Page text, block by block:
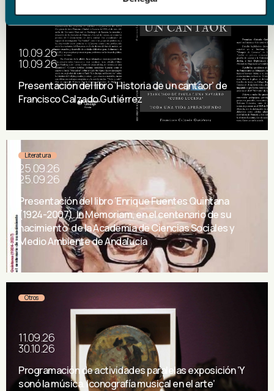
Literatura
10.09.26
10.09.26
Presentación del libro ‘Historia de un cantaor’ de
Francisco Calzado Gutiérrez
Literatura
25.09.26
25.09.26
Presentación del libro ‘Enrique Fuentes Quintana
(1924-2007). In Memoriam, en el centenario de su
nacimiento’ de la Academia de Ciencias Sociales y
Medio Ambiente de Andalucía
Otros
11.09.26
30.10.26
Programación de actividades paralelas exposición ‘Y
sonó la música. Iconografía musical en el arte’